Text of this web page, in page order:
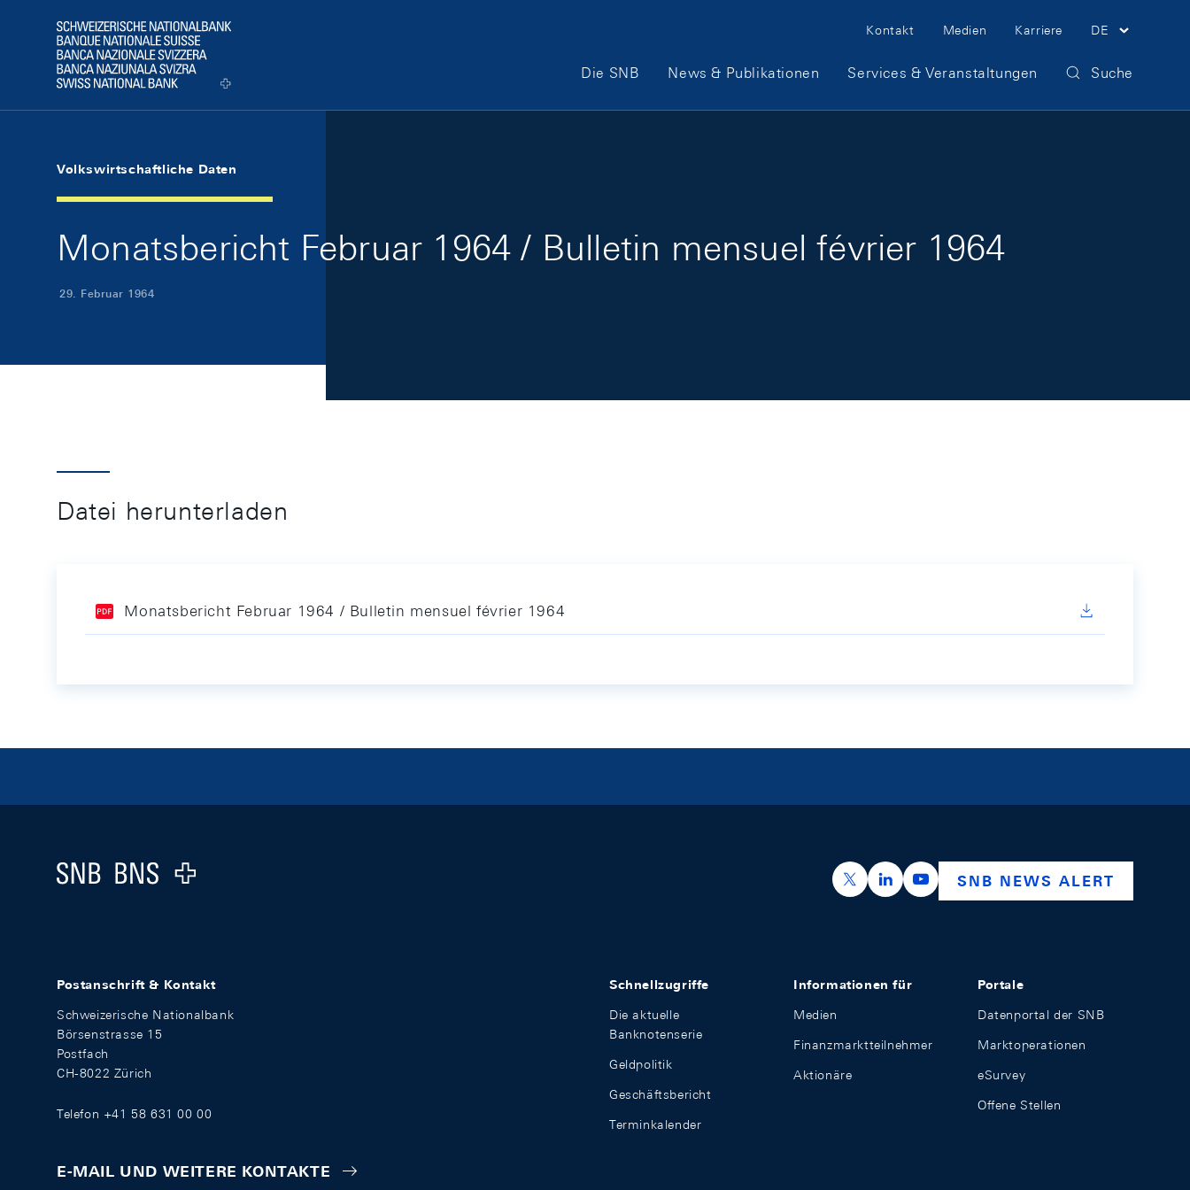
Logo
Meta Navigation
Kontakt Medien Karriere DE
Hauptnavigation
Die SNB News & Publikationen Services & Veranstaltungen Suche
Volkswirtschaftliche Daten
Monatsbericht Februar 1964 / Bulletin mensuel février 1964
29. Februar 1964
Datei herunterladen
Monatsbericht Februar 1964 / Bulletin mensuel février 1964
Logo
https://x.com/snb_bns
https://ch.linkedin.com/company/swiss-
https://www.youtube.com/
SNB NEWS ALERT
Postanschrift & Kontakt
Schweizerische Nationalbank
Börsenstrasse 15
Postfach
CH-8022 Zürich
Telefon +41 58 631 00 00
E-MAIL UND WEITERE KONTAKTE
Schnellzugriffe
Die aktuelle
Banknotenserie
Geldpolitik
Geschäftsbericht
Terminkalender
Informationen für
Medien
Finanzmarktteilnehmer
Aktionäre
Portale
Datenportal der SNB
Marktoperationen
eSurvey
Offene Stellen